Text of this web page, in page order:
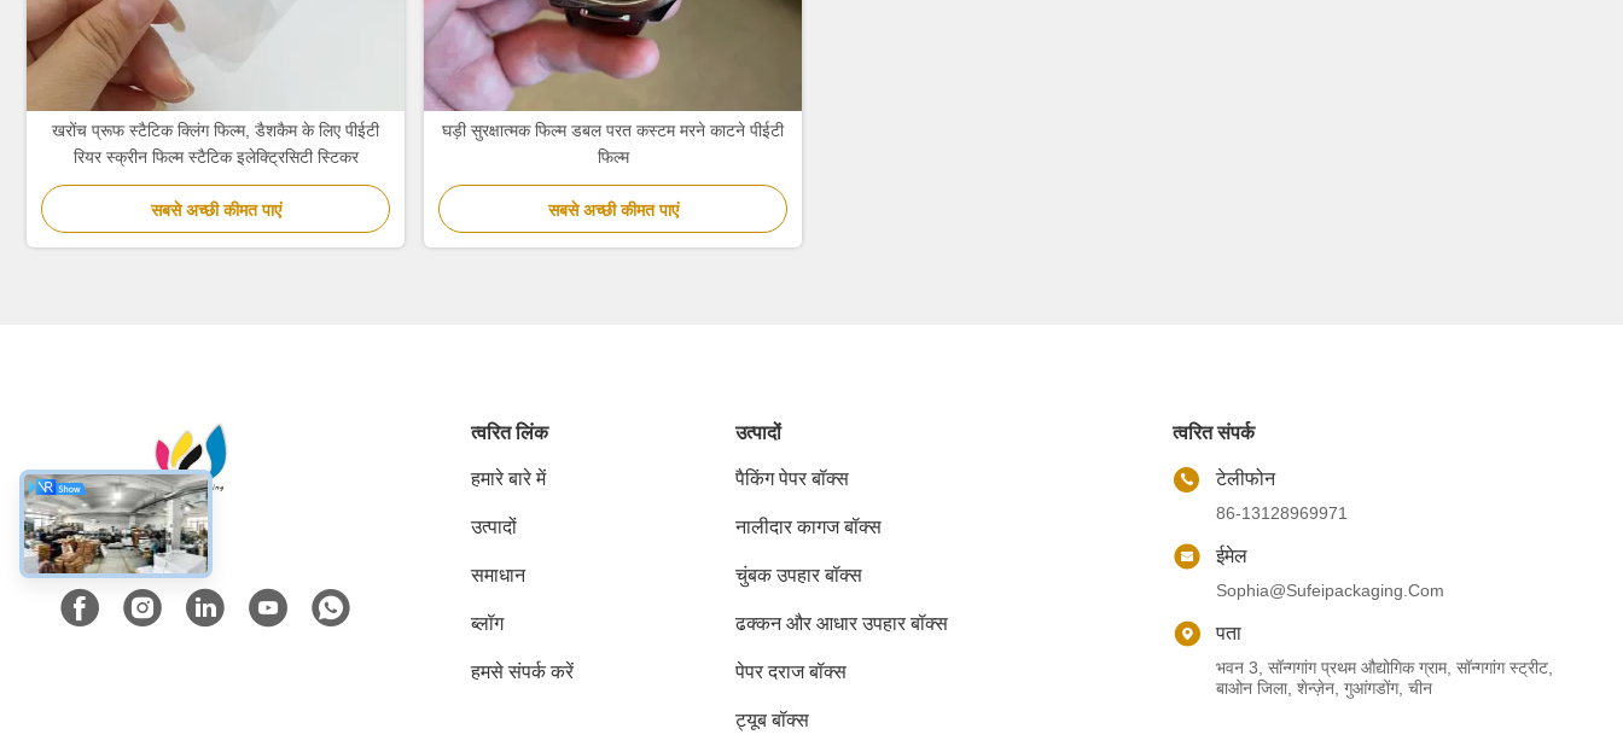
खरोंच प्रूफ स्टैटिक क्लिंग फिल्म, डैशकैम के लिए पीईटी
रियर स्क्रीन फिल्म स्टैटिक इलेक्ट्रिसिटी स्टिकर
सबसे अच्छी कीमत पाएं
घड़ी सुरक्षात्मक फिल्म डबल परत कस्टम मरने काटने पीईटी
फिल्म
सबसे अच्छी कीमत पाएं
सोशल मीडिया
त्वरित लिंक
हमारे बारे में
उत्पादों
समाधान
ब्लॉग
हमसे संपर्क करें
उत्पादों
पैकिंग पेपर बॉक्स
नालीदार कागज बॉक्स
चुंबक उपहार बॉक्स
ढक्कन और आधार उपहार बॉक्स
पेपर दराज बॉक्स
ट्यूब बॉक्स
त्वरित संपर्क
टेलीफोन
86-13128969971
ईमेल
Sophia@sufeipackaging.com
पता
भवन 3, सॉन्गगांग प्रथम औद्योगिक ग्राम, सॉन्गगांग स्ट्रीट,
बाओन जिला, शेन्ज़ेन, गुआंगडोंग, चीन